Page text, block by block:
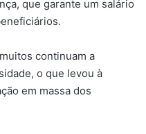
que garante um salário
continuam a
o que levou à
em massa dos